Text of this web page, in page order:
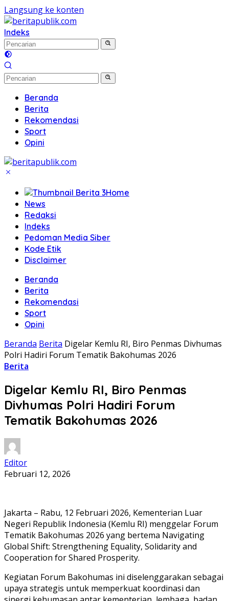
Langsung ke konten
Indeks
Beranda
Berita
Rekomendasi
Sport
Opini
Home
News
Redaksi
Indeks
Pedoman Media Siber
Kode Etik
Disclaimer
Beranda
Berita
Rekomendasi
Sport
Opini
Beranda Berita Digelar Kemlu RI, Biro Penmas Divhumas
Polri Hadiri Forum Tematik Bakohumas 2026
Berita
Digelar Kemlu RI, Biro Penmas
Divhumas Polri Hadiri Forum
Tematik Bakohumas 2026
Editor
Februari 12, 2026
Jakarta – Rabu, 12 Februari 2026, Kementerian Luar
Negeri Republik Indonesia (Kemlu RI) menggelar Forum
Tematik Bakohumas 2026 yang bertema Navigating
Global Shift: Strengthening Equality, Solidarity and
Cooperation for Shared Prosperity.
Kegiatan Forum Bakohumas ini diselenggarakan sebagai
upaya strategis untuk memperkuat koordinasi dan